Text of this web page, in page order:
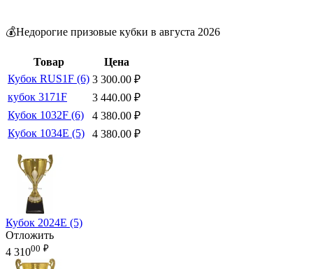
💰Недорогие призовые кубки в августа 2026
Товар
Цена
Кубок RUS1F (6) 3 300.00 ₽
кубок 3171F
3 440.00 ₽
Кубок 1032F (6)
4 380.00 ₽
Кубок 1034E (5)
4 380.00 ₽
Кубок 2024E (5)
Отложить
4 31000 ₽